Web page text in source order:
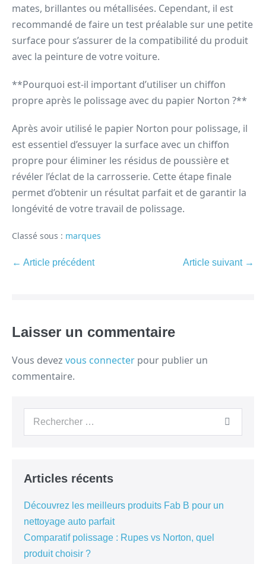
mates, brillantes ou métallisées. Cependant, il est
recommandé de faire un test préalable sur une petite
surface pour s’assurer de la compatibilité du produit
avec la peinture de votre voiture.
**Pourquoi est-il important d’utiliser un chiffon
propre après le polissage avec du papier Norton ?**
Après avoir utilisé le papier Norton pour polissage, il
est essentiel d’essuyer la surface avec un chiffon
propre pour éliminer les résidus de poussière et
révéler l’éclat de la carrosserie. Cette étape finale
permet d’obtenir un résultat parfait et de garantir la
longévité de votre travail de polissage.
Classé sous : marques
← Article précédent Article suivant →
Laisser un commentaire
Vous devez vous connecter pour publier un
commentaire.
Articles récents
Découvrez les meilleurs produits Fab B pour un
nettoyage auto parfait
Comparatif polissage : Rupes vs Norton, quel
produit choisir ?